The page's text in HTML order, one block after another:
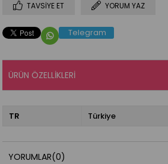
TAVSIYE ET YORUM YAZ
Telegram
ÜRÜN ÖZELLIKLERI
TR Türkiye
YORUMLAR(0)